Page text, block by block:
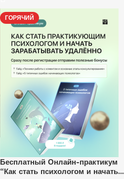
ГОРЯЧИЙ
Бесплатный Онлайн-практикум
“Как стать психологом и начать